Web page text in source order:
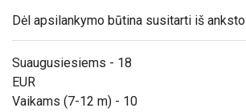
Suaugusiesiems - 18
EUR
Vaikams (7-12 m) - 10
Dėl apsilankymo būtina susitarti iš anksto